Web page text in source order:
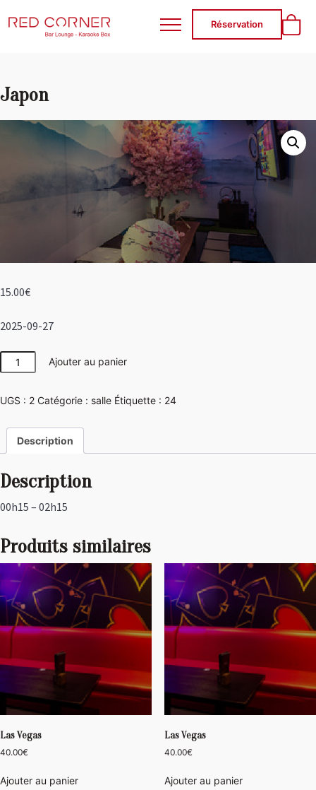
RED CORNER
Réservation
Japon
15.00€
2025-09-27
quantité
de
Ajouter au panier
UGS : 2 Catégorie : salle Étiquette : 24
Description
Description
00h15 – 02h15
Produits similaires
Las Vegas
40.00€
Ajouter au panier
Las Vegas
40.00€
Ajouter au panier